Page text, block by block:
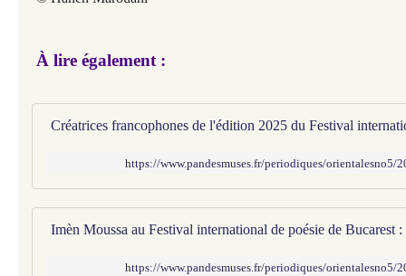
À lire également :
https://www.pandesmuses.fr/periodiques/orientalesno5/
https://www.pandesmuses.fr/periodiques/orientalesno5/